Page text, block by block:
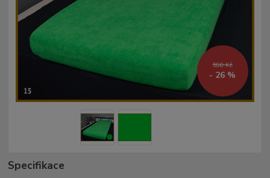
598 Kč
- 26 %
Specifikace